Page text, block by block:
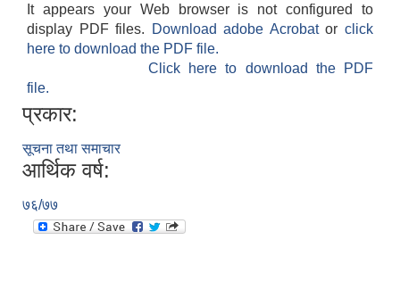
It appears your Web browser is not configured to
display PDF files.
Download adobe Acrobatorclick
here to download the PDF file.
Click here to download the PDF
file.
प्रकार:
सूचना तथा समाचार
आर्थिक वर्ष:
७६/७७